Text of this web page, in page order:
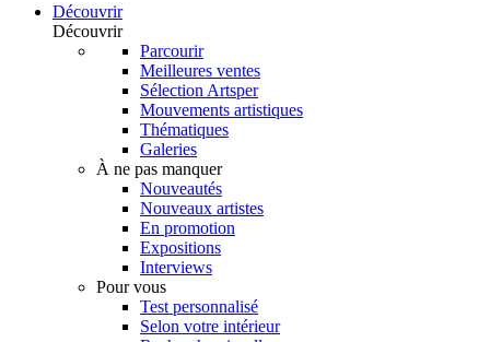
Découvrir
Découvrir
Parcourir
Meilleures ventes
Sélection Artsper
Mouvements artistiques
Thématiques
Galeries
À ne pas manquer
Nouveautés
Nouveaux artistes
En promotion
Expositions
Interviews
Pour vous
Test personnalisé
Selon votre intérieur